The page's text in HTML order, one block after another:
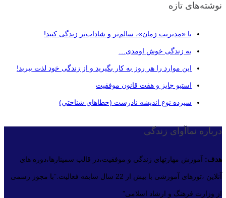
نوشته‌های تازه
با «مدیریت زمان»، سالم‌تر و شاداب‌تر زندگی کنید!
به زندگی خوش اومدی…
این موارد را هر روز به کار بگیرید و از زندگی خود لذت ببرید!
استیو جابز و هفت قانون موفقیت
سيزده نوع انديشه نادرست (خطاهاي شناختي)
درباره نماآوای زندگی
هدف: آموزش مهارتهای زندگی و موفقیت،در قالب سمینارها،دوره های
آنلاین ،تورهای آموزشی با بیش از 22 سال سابقه فعالیت.”با مجوز رسمی
از وزارت فرهنگ و ارشاد اسلامی”